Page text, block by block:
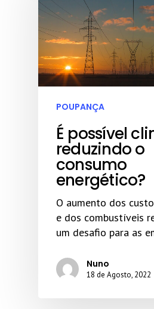
POUPANÇA
É possível
reduzindo o
consumo
energético?
O aumento dos
e dos combustíveis
um desafio para as
Nuno
18 de Agosto, 2022